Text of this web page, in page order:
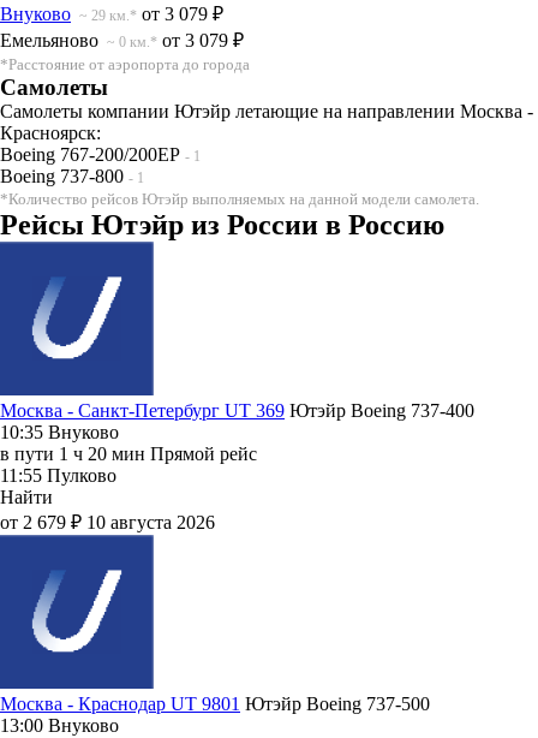
Внуково ~ 29 км.* от 3 079 ₽
Емельяново ~ 0 км.* от 3 079 ₽
*Расстояние от аэропорта до города
Самолеты
Самолеты компании Ютэйр летающие на направлении Москва -
Красноярск:
Boeing 767-200/200ЕР - 1
Boeing 737-800 - 1
*Количество рейсов Ютэйр выполняемых на данной модели самолета.
Рейсы Ютэйр из России в Россию
Москва - Санкт-Петербург UT 369 Ютэйр Boeing 737-400
10:35 Внуково
в пути 1 ч 20 мин Прямой рейс
11:55 Пулково
Найти
от 2 679 ₽ 10 августа 2026
Москва - Краснодар UT 9801 Ютэйр Boeing 737-500
13:00 Внуково